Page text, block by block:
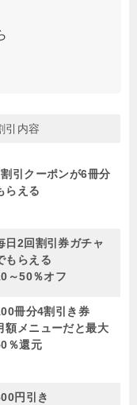
引内容
引クーポンが6冊分
らえる
日2回割引券ガチャ
もらえる
～50％オフ
冊分4割引き券
額メニューだと最大
％還元
円引き